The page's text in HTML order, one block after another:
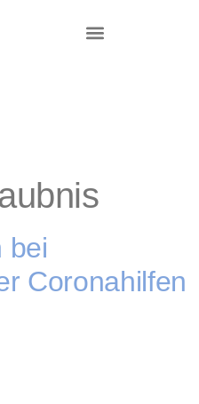
bei
Coronahilfen